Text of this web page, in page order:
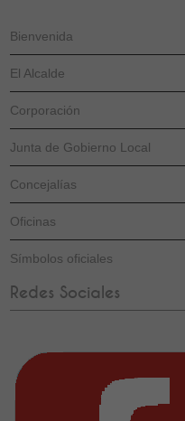
Bienvenida
El Alcalde
Corporación
Junta de Gobierno Local
Concejalías
Oficinas
Símbolos oficiales
Redes Sociales